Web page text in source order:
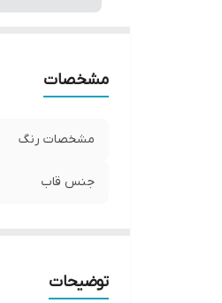
مشخصات
مشخصات رنگ
جنس قاب
توضیحات